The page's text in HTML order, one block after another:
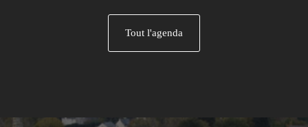
Tout l'agenda